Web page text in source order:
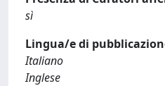
sì
Lingua/e di
Italiano
Inglese